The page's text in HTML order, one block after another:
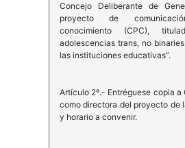
Concejo Deliberante de
proyecto de
conocimiento (CPC),
adolescencias trans, no
las instituciones educativas”.
Artículo 2º.- Entréguese copia a
como directora del proyecto de
y horario a convenir.